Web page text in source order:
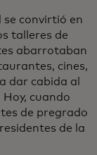
se convirtió en
talleres de
abarrotaban
cines,
dar cabida al
cuando
de pregrado
de la